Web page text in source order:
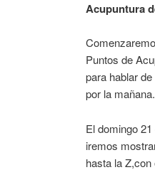
Acupuntura
Puntos de
para hablar
por la mañana.
El domingo
iremos
hasta la Z,con